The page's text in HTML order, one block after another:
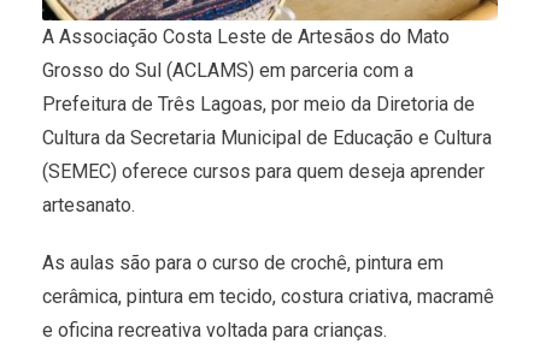
A Associação Costa Leste de Artesãos do Mato
Grosso do Sul (ACLAMS) em parceria com a
Prefeitura de Três Lagoas, por meio da Diretoria de
Cultura da Secretaria Municipal de Educação e Cultura
(SEMEC) oferece cursos para quem deseja aprender
artesanato.
As aulas são para o curso de crochê, pintura em
cerâmica, pintura em tecido, costura criativa, macramê
e oficina recreativa voltada para crianças.